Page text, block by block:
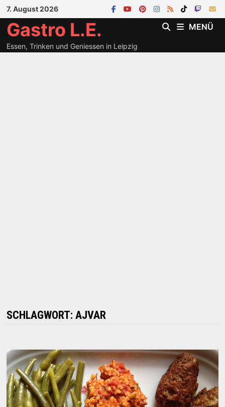
Zum
Inhalt
springen
7. August 2026
Gastro L.E.
Essen, Trinken und Geniessen in Leipzig
MENÜ
SCHLAGWORT: AJVAR